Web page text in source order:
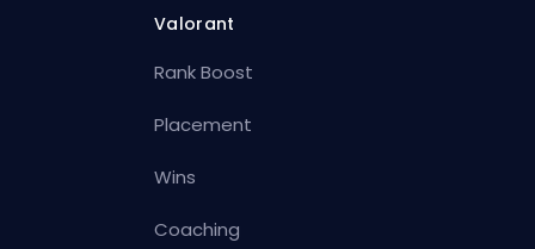
Valorant
Rank Boost
Placement
Wins
Coaching